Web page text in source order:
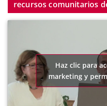
recursos comunitarios
Haz clic para
marketing y